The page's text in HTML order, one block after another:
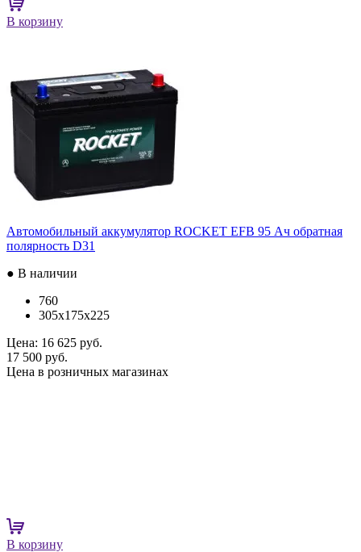
В корзину
Автомобильный аккумулятор ROCKET EFB 95 Ач обратная
полярность D31
● В наличии
760
305x175x225
Цена: 16 625 руб.
17 500 руб.
Цена в розничных магазинах
В корзину